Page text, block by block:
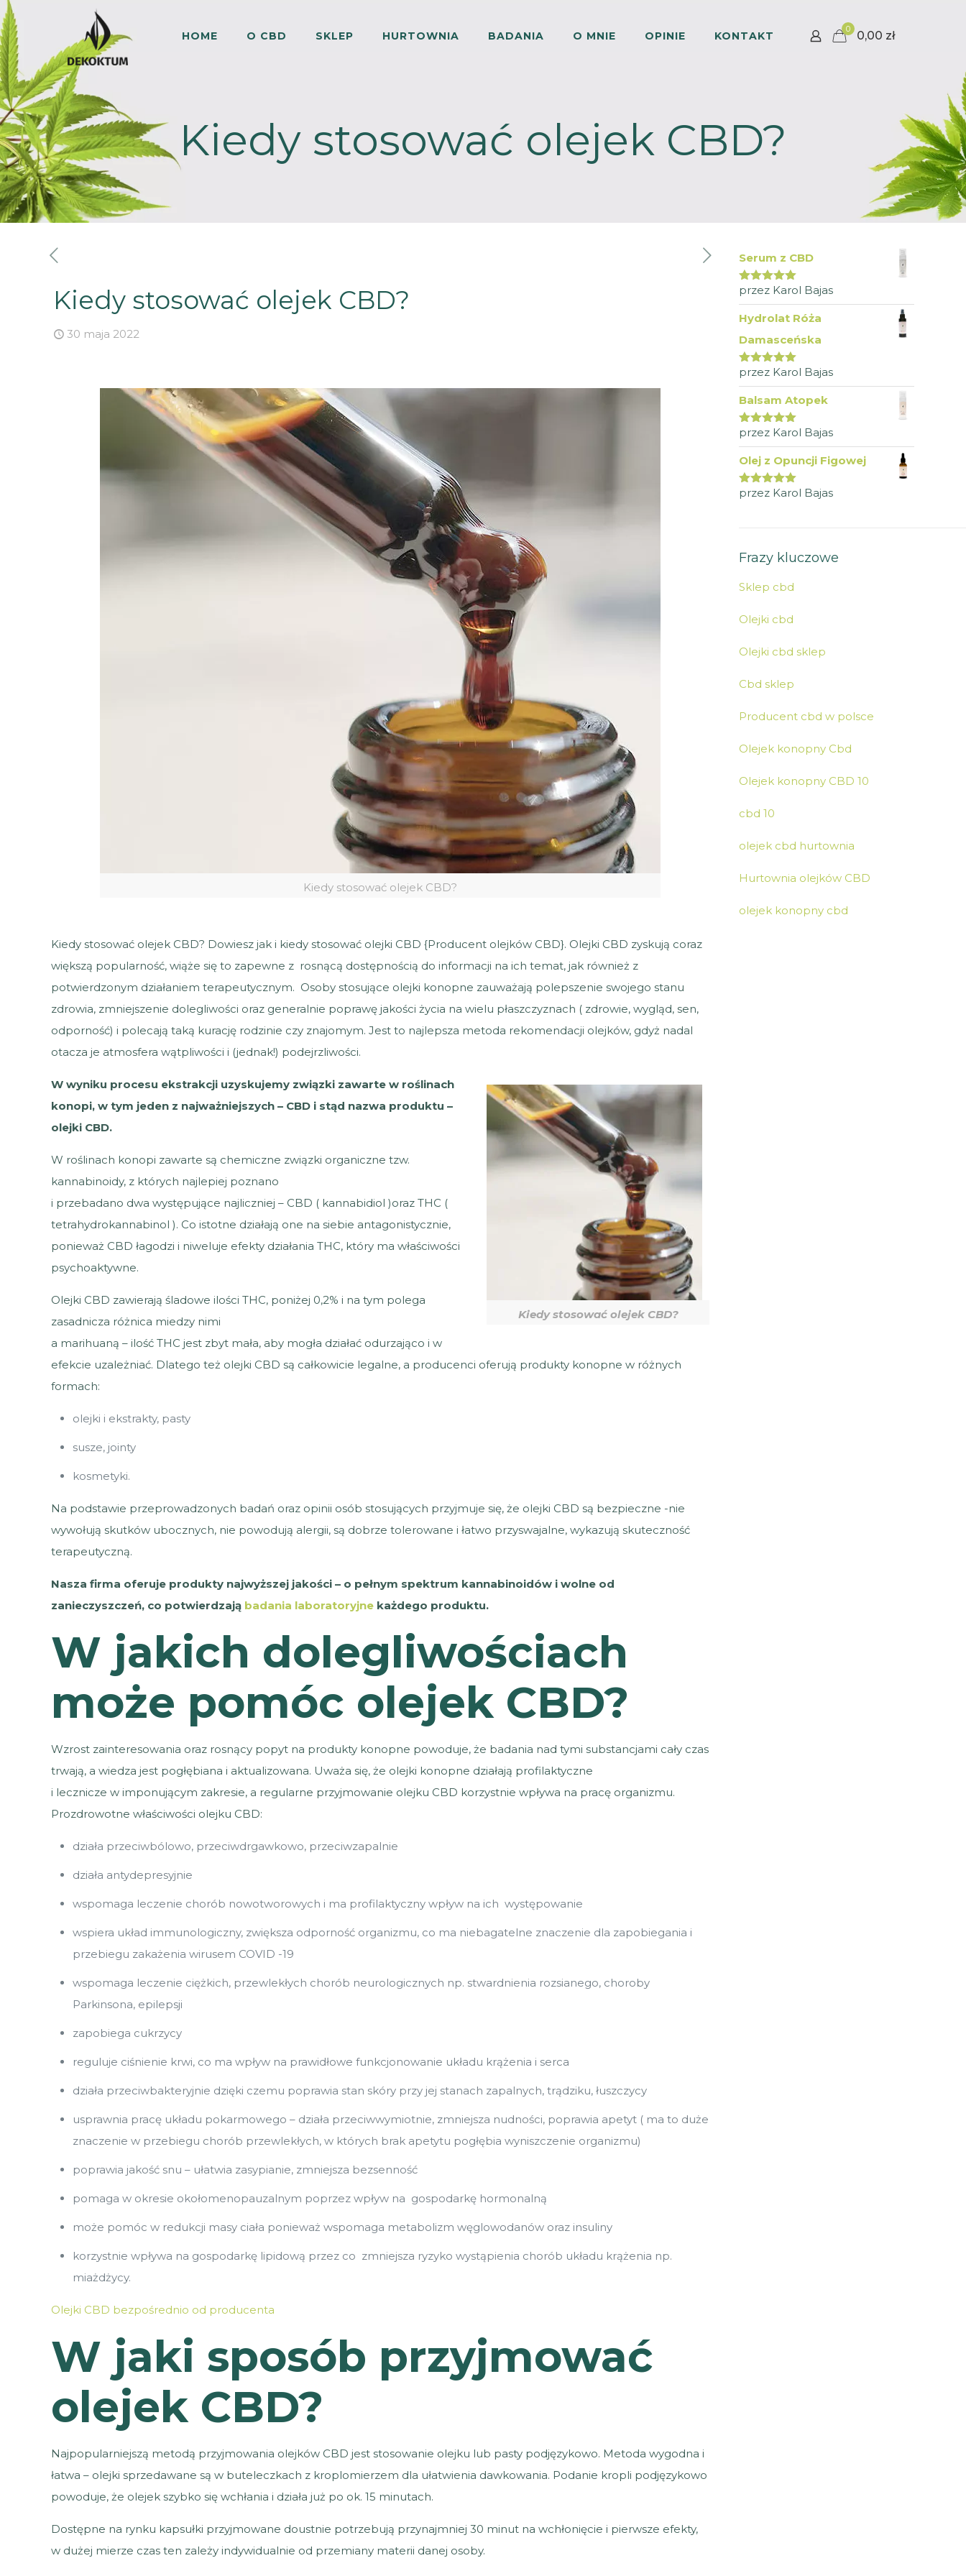
HOME O CBD SKLEP HURTOWNIA BADANIA O MNIE OPINIE KONTAKT
0 0,00 zł
Kiedy stosować olejek CBD?
Kiedy stosować olejek CBD?
30 maja 2022
Kiedy stosować olejek CBD?
Kiedy stosować olejek CBD? Dowiesz jak i kiedy stosować olejki CBD {Producent olejków CBD}. Olejki CBD zyskują coraz
większą popularność, wiąże się to zapewne z rosnącą dostępnością do informacji na ich temat, jak również z
potwierdzonym działaniem terapeutycznym. Osoby stosujące olejki konopne zauważają polepszenie swojego stanu
zdrowia, zmniejszenie dolegliwości oraz generalnie poprawę jakości życia na wielu płaszczyznach ( zdrowie, wygląd, sen,
odporność) i polecają taką kurację rodzinie czy znajomym. Jest to najlepsza metoda rekomendacji olejków, gdyż nadal
otacza je atmosfera wątpliwości i (jednak!) podejrzliwości.
Kiedy stosować olejek CBD?
W wyniku procesu ekstrakcji uzyskujemy związki zawarte w roślinach
konopi, w tym jeden z najważniejszych – CBD i stąd nazwa produktu –
olejki CBD.
W roślinach konopi zawarte są chemiczne związki organiczne tzw.
kannabinoidy, z których najlepiej poznano
i przebadano dwa występujące najliczniej – CBD ( kannabidiol )oraz THC (
tetrahydrokannabinol ). Co istotne działają one na siebie antagonistycznie,
ponieważ CBD łagodzi i niweluje efekty działania THC, który ma właściwości
psychoaktywne.
Olejki CBD zawierają śladowe ilości THC, poniżej 0,2% i na tym polega
zasadnicza różnica miedzy nimi
a marihuaną – ilość THC jest zbyt mała, aby mogła działać odurzająco i w
efekcie uzależniać. Dlatego też olejki CBD są całkowicie legalne, a producenci oferują produkty konopne w różnych
formach:
olejki i ekstrakty, pasty
susze, jointy
kosmetyki.
Na podstawie przeprowadzonych badań oraz opinii osób stosujących przyjmuje się, że olejki CBD są bezpieczne -nie
wywołują skutków ubocznych, nie powodują alergii, są dobrze tolerowane i łatwo przyswajalne, wykazują skuteczność
terapeutyczną.
Nasza firma oferuje produkty najwyższej jakości – o pełnym spektrum kannabinoidów i wolne od
zanieczyszczeń, co potwierdzają badania laboratoryjne każdego produktu.
W jakich dolegliwościach
może pomóc olejek CBD?
Wzrost zainteresowania oraz rosnący popyt na produkty konopne powoduje, że badania nad tymi substancjami cały czas
trwają, a wiedza jest pogłębiana i aktualizowana. Uważa się, że olejki konopne działają profilaktyczne
i lecznicze w imponującym zakresie, a regularne przyjmowanie olejku CBD korzystnie wpływa na pracę organizmu.
Prozdrowotne właściwości olejku CBD:
działa przeciwbólowo, przeciwdrgawkowo, przeciwzapalnie
działa antydepresyjnie
wspomaga leczenie chorób nowotworowych i ma profilaktyczny wpływ na ich występowanie
wspiera układ immunologiczny, zwiększa odporność organizmu, co ma niebagatelne znaczenie dla zapobiegania i
przebiegu zakażenia wirusem COVID -19
wspomaga leczenie ciężkich, przewlekłych chorób neurologicznych np. stwardnienia rozsianego, choroby
Parkinsona, epilepsji
zapobiega cukrzycy
reguluje ciśnienie krwi, co ma wpływ na prawidłowe funkcjonowanie układu krążenia i serca
działa przeciwbakteryjnie dzięki czemu poprawia stan skóry przy jej stanach zapalnych, trądziku, łuszczycy
usprawnia pracę układu pokarmowego – działa przeciwwymiotnie, zmniejsza nudności, poprawia apetyt ( ma to duże
znaczenie w przebiegu chorób przewlekłych, w których brak apetytu pogłębia wyniszczenie organizmu)
poprawia jakość snu – ułatwia zasypianie, zmniejsza bezsenność
pomaga w okresie okołomenopauzalnym poprzez wpływ na gospodarkę hormonalną
może pomóc w redukcji masy ciała ponieważ wspomaga metabolizm węglowodanów oraz insuliny
korzystnie wpływa na gospodarkę lipidową przez co zmniejsza ryzyko wystąpienia chorób układu krążenia np.
miażdżycy.
Olejki CBD bezpośrednio od producenta
W jaki sposób przyjmować
olejek CBD?
Najpopularniejszą metodą przyjmowania olejków CBD jest stosowanie olejku lub pasty podjęzykowo. Metoda wygodna i
łatwa – olejki sprzedawane są w buteleczkach z kroplomierzem dla ułatwienia dawkowania. Podanie kropli podjęzykowo
powoduje, że olejek szybko się wchłania i działa już po ok. 15 minutach.
Dostępne na rynku kapsułki przyjmowane doustnie potrzebują przynajmniej 30 minut na wchłonięcie i pierwsze efekty,
w dużej mierze czas ten zależy indywidualnie od przemiany materii danej osoby.
Serum z CBD
Oceniono5
przez Karol Bajas
Hydrolat Róża
Damasceńska
Oceniono5
przez Karol Bajas
Balsam Atopek
Oceniono5
przez Karol Bajas
Olej z Opuncji Figowej
Oceniono5
przez Karol Bajas
Frazy kluczowe
Sklep cbd
Olejki cbd
Olejki cbd sklep
Cbd sklep
Producent cbd w polsce
Olejek konopny Cbd
Olejek konopny CBD 10
cbd 10
olejek cbd hurtownia
Hurtownia olejków CBD
olejek konopny cbd